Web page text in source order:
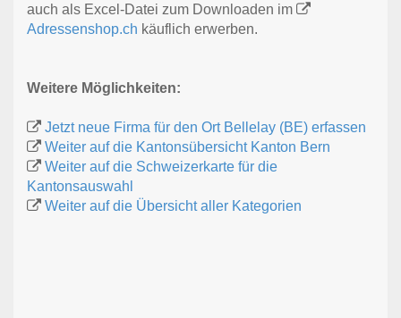
auch als Excel-Datei zum Downloaden im
Adressenshop.ch käuflich erwerben.
Weitere Möglichkeiten:
Jetzt neue Firma für den Ort Bellelay (BE) erfassen
Weiter auf die Kantonsübersicht Kanton Bern
Weiter auf die Schweizerkarte für die
Kantonsauswahl
Weiter auf die Übersicht aller Kategorien